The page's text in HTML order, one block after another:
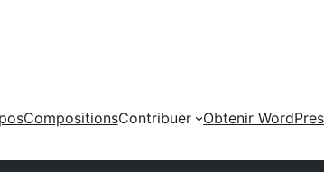
CompositionsContribuer
Obtenir